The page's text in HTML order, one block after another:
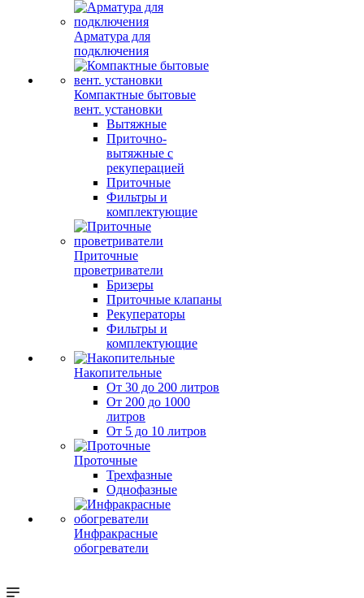
Арматура для
подключения
Компактные бытовые
вент. установки
Вытяжные
Приточно-
вытяжные с
рекуперацией
Приточные
Фильтры и
комплектующие
Приточные
проветриватели
Бризеры
Приточные клапаны
Рекуператоры
Фильтры и
комплектующие
Накопительные
От 30 до 200 литров
От 200 до 1000
литров
От 5 до 10 литров
Проточные
Трехфазные
Однофазные
Инфракрасные
обогреватели